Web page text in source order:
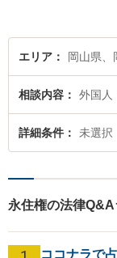
エリア
相談内容 外国人
詳細条件 未選択
永住権の法律
ココナラで